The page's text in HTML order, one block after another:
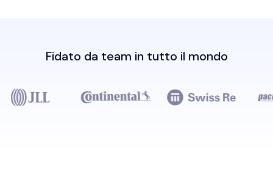
Fidato da team in tutto il mondo